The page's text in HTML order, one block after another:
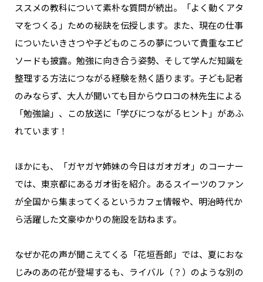
ススメの教科について素朴な質問が続出。「よく動くアタ
マをつくる」ための秘訣を伝授します。また、現在の仕事
についたいきさつや子どものころの夢について貴重なエピ
ソードも披露。勉強に向き合う姿勢、そして学んだ知識を
整理する方法につながる経験を熱く語ります。子ども記者
のみならず、大人が聞いても目からウロコの林先生による
「勉強論」、この放送に「学びにつながるヒント」があふ
れています！
ほかにも、「ガヤガヤ姉妹の今日はガオガオ」のコーナー
では、東京都にあるガオ街を紹介。あるスイーツのファン
が全国から集まってくるというカフェ情報や、明治時代か
ら活躍した文豪ゆかりの施設を訪ねます。
なぜか花の声が聞こえてくる「花垣吾郎」では、夏におな
じみのあの花が登場するも、ライバル（？）のような別の